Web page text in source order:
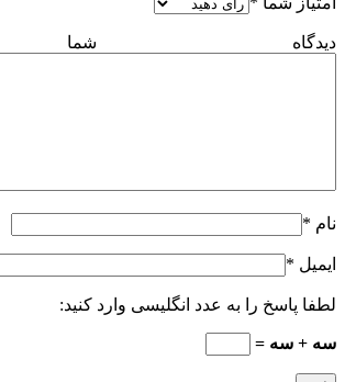
دیدگاه
نام *
ایمیل *
لطفا پاسخ را به عدد انگلیسی وارد کنید:
سه + سه =